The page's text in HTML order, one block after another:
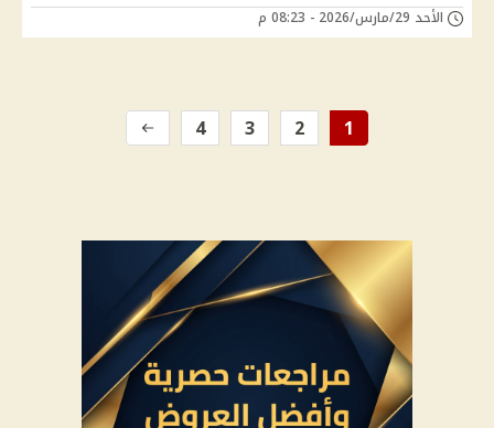
الأحد 29/مارس/2026 - 08:23 م
1
2
3
4